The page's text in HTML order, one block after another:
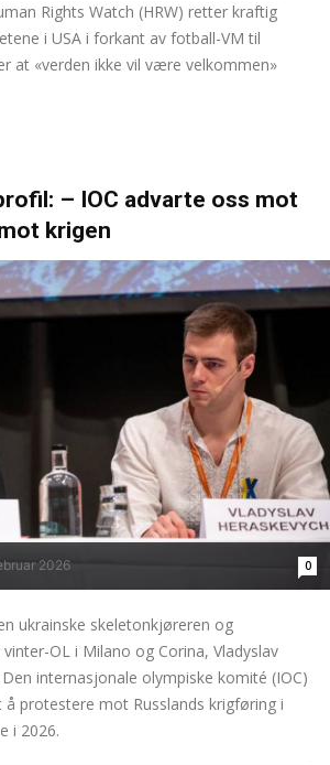
Rights Watch (HRW) retter kraftig
i USA i forkant av fotball-VM til
at «verden ikke vil være velkommen»
– IOC advarte oss mot
krigen
2026 0
ukrainske skeletonkjøreren og
OL i Milano og Corina, Vladyslav
internasjonale olympiske komité (IOC)
protestere mot Russlands krigføring i
i 2026.